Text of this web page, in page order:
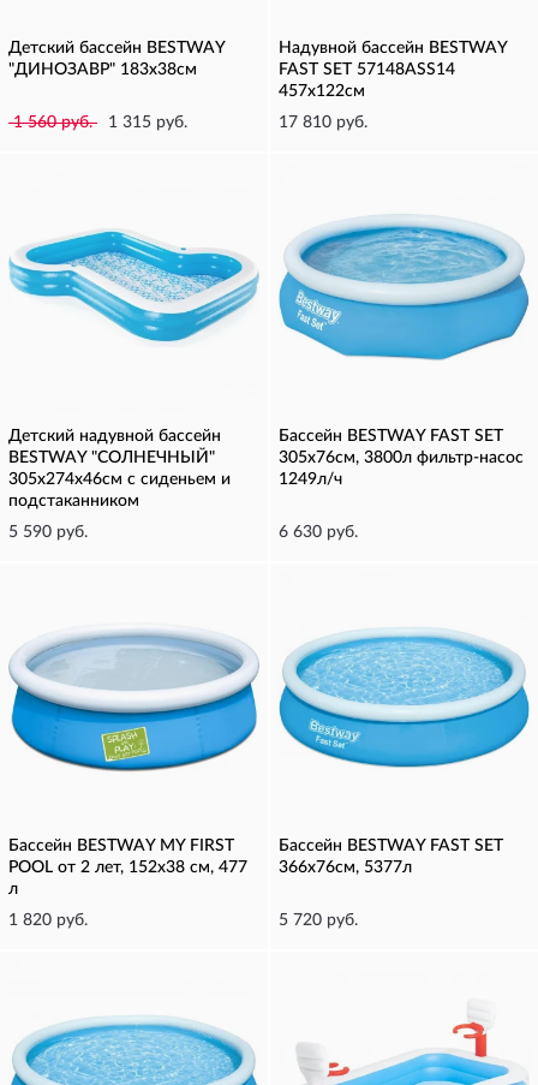
Детский бассейн BESTWAY
"ДИНОЗАВР" 183х38см
1 560 руб. 1 315 руб.
Надувной бассейн BESTWAY
FAST SET 57148ASS14
457х122см
17 810 руб.
Детский надувной бассейн
BESTWAY "СОЛНЕЧНЫЙ"
305х274х46см с сиденьем и
подстаканником
5 590 руб.
Бассейн BESTWAY FAST SET
305х76см, 3800л фильтр-насос
1249л/ч
6 630 руб.
Бассейн BESTWAY MY FIRST
POOL от 2 лет, 152х38 см, 477
л
1 820 руб.
Бассейн BESTWAY FAST SET
366х76см, 5377л
5 720 руб.